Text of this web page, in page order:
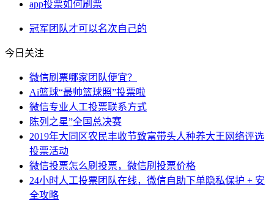
app投票如何刷票
冠军 团队才可以名次自己的
今日关注
微信刷票哪家团队便宜？
Ai篮球“最帅篮球照”投票啦
微信专业人工投票联系方式
陈列之星”全国总决赛
2019年大同区农民丰收节致富带头人种养大王网络评选
投票活动
微信投票怎么刷投票，微信刷投票价格
24小时人工投票团队在线，微信自助下单隐私保护 + 安
全攻略